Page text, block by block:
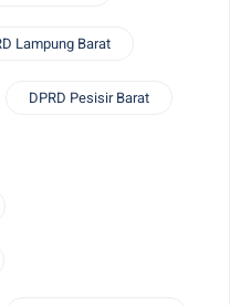
Lampung Barat
DPRD Pesisir Barat